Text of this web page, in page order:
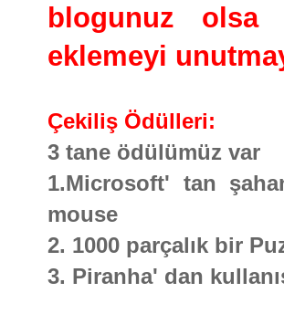
blogunuz olsa
eklemeyi
Çekiliş Ödülleri:
3 tane ödülümüz var
1.Microsoft' tan
mouse
2. 1000 parçalık bir
3. Piranha' dan